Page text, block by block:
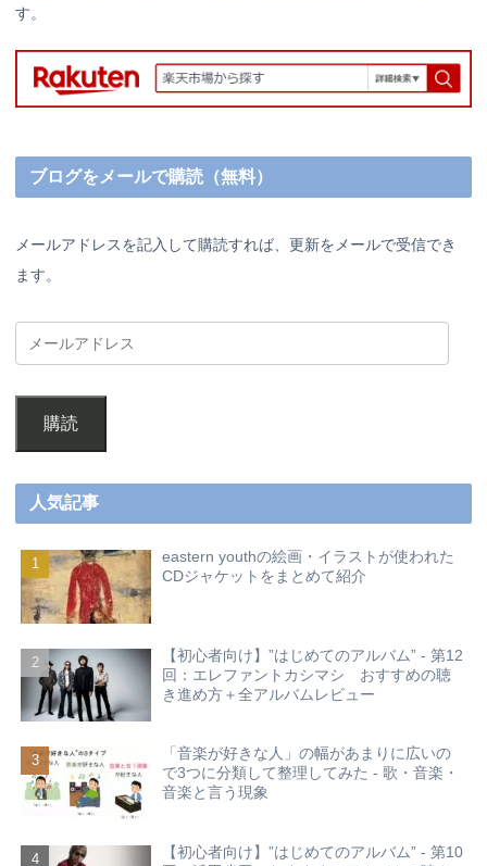
す。
ブログをメールで購読（無料）
メールアドレスを記入して購読すれば、更新をメールで受信でき
ます。
購読
人気記事
eastern youthの絵画・イラストが使われた
CDジャケットをまとめて紹介
【初心者向け】”はじめてのアルバム” - 第12
回：エレファントカシマシ おすすめの聴
き進め方＋全アルバムレビュー
「音楽が好きな人」の幅があまりに広いの
で3つに分類して整理してみた - 歌・音楽・
音楽と言う現象
【初心者向け】”はじめてのアルバム” - 第10